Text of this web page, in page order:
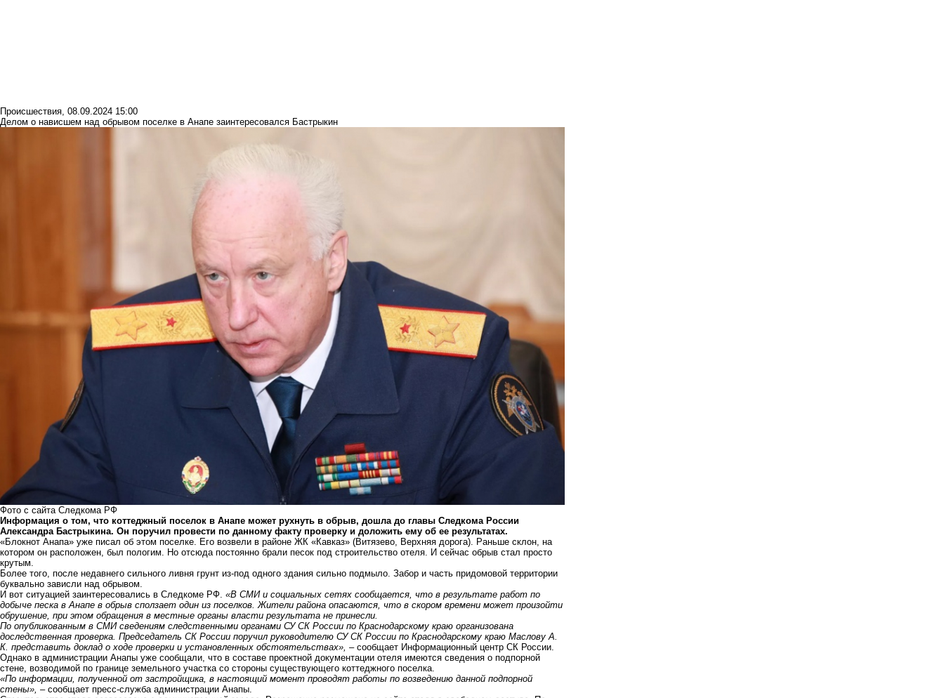
Происшествия, 08.09.2024 15:00
Делом о нависшем над обрывом поселке в Анапе заинтересовался Бастрыкин
Фото с сайта Следкома РФ
Информация о том, что коттеджный поселок в Анапе может рухнуть в обрыв, дошла до главы Следкома России
Александра Бастрыкина. Он поручил провести по данному факту проверку и доложить ему об ее результатах.
«Блокнот Анапа» уже писал об этом поселке. Его возвели в районе ЖК «Кавказ» (Витязево, Верхняя дорога). Раньше склон, на
котором он расположен, был пологим. Но отсюда постоянно брали песок под строительство отеля. И сейчас обрыв стал просто
крутым.
Более того, после недавнего сильного ливня грунт из-под одного здания сильно подмыло. Забор и часть придомовой территории
буквально зависли над обрывом.
И вот ситуацией заинтересовались в Следкоме РФ. «В СМИ и социальных сетях сообщается, что в результате работ по
добыче песка в Анапе в обрыв сползает один из поселков. Жители района опасаются, что в скором времени может произойти
обрушение, при этом обращения в местные органы власти результата не принесли.
По опубликованным в СМИ сведениям следственными органами СУ СК России по Краснодарскому краю организована
доследственная проверка. Председатель СК России поручил руководителю СУ СК России по Краснодарскому краю Маслову А.
К. представить доклад о ходе проверки и установленных обстоятельствах», – сообщает Информационный центр СК России.
Однако в администрации Анапы уже сообщали, что в составе проектной документации отеля имеются сведения о подпорной
стене, возводимой по границе земельного участка со стороны существующего коттеджного поселка.
«По информации, полученной от застройщика, в настоящий момент проводят работы по возведению данной подпорной
стены», – сообщает пресс-служба администрации Анапы.